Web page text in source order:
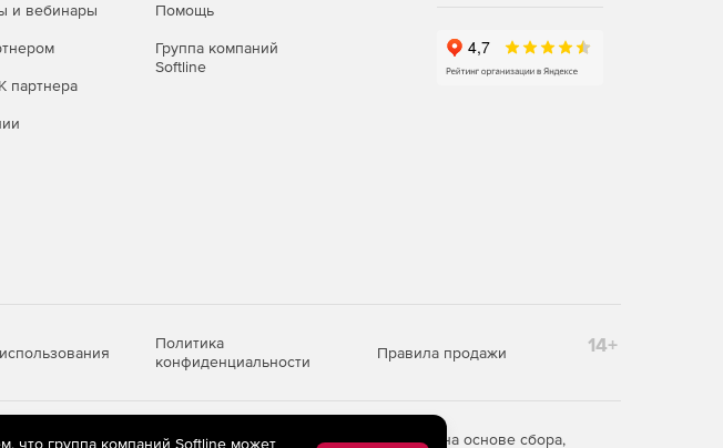
и вебинары
партнера
Помощь
Группа компаний
Softline
Политика
конфиденциальности
Правила продажи 14+
технологии предоставления информации на основе сбора,
что группа компаний Softline может